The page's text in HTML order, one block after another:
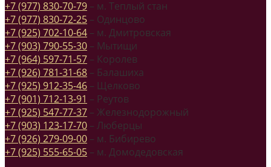
+7 (977) 830-70-79 – м. Теплый стан
+7 (977) 830-72-25 – Одинцово
+7 (925) 702-10-64 – м. Дмитровская
+7 (903) 790-55-30 – Мытищи
+7 (964) 597-71-57 – Королев
+7 (926) 781-31-68 – Балашиха
+7 (925) 912-35-46 – Щелково
+7 (901) 712-13-91 – Реутов
+7 (925) 547-77-37 – Железнодорожный
+7 (903) 123-17-70 – Люберцы
+7 (926) 279-09-00 – м. Бибирево
+7 (925) 555-65-05 – м. Домодедовская